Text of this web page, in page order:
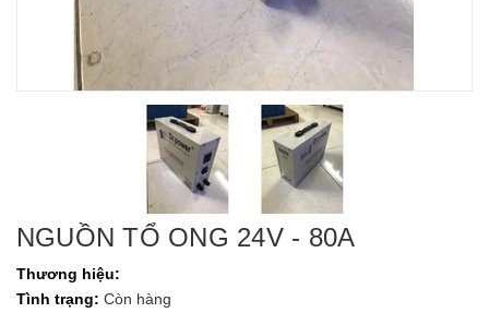
NGUỒN TỔ ONG 24V - 80A
Thương hiệu:
Tình trạng: Còn hàng